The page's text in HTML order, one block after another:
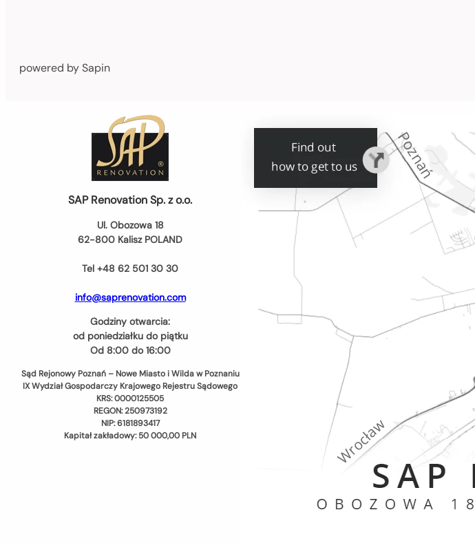
powered by Sapin
SAP Renovation Sp. z o.o.
Ul. Obozowa 18
62-800 Kalisz POLAND
Tel +48 62 501 30 30
info@saprenovation.com
Godziny otwarcia:
od poniedziałku do piątku
Od 8:00 do 16:00
Sąd Rejonowy Poznań – Nowe Miasto i Wilda w Poznaniu
IX Wydział Gospodarczy Krajowego Rejestru Sądowego
KRS: 0000125505
REGON: 250973192
NIP: 6181893417
Kapitał zakładowy: 50 000,00 PLN